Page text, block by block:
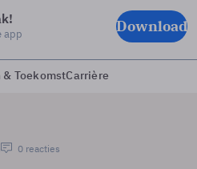
app Download
& ToekomstCarrière
0 reacties